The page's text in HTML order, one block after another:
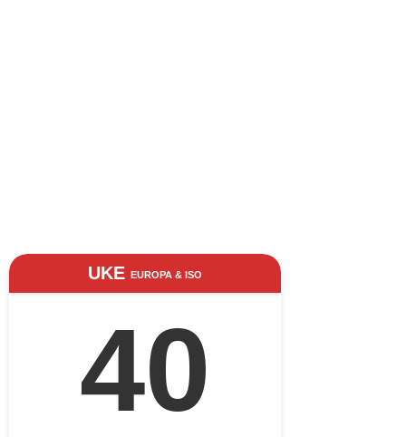
UKE EUROPA & ISO
40